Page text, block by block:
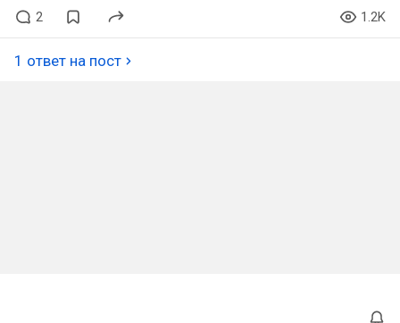
2 1.2K
1 ответ на пост